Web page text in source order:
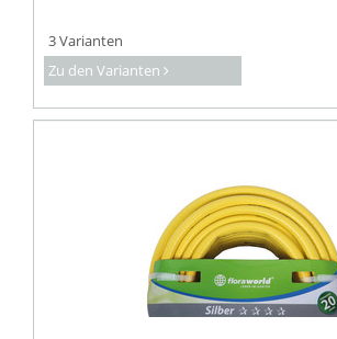
3 Varianten
Zu den Varianten